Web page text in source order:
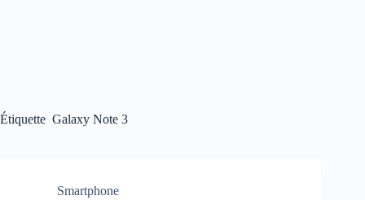
Étiquette Galaxy Note 3
Smartphone